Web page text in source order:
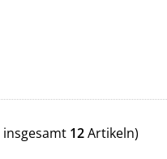
12Artikeln)